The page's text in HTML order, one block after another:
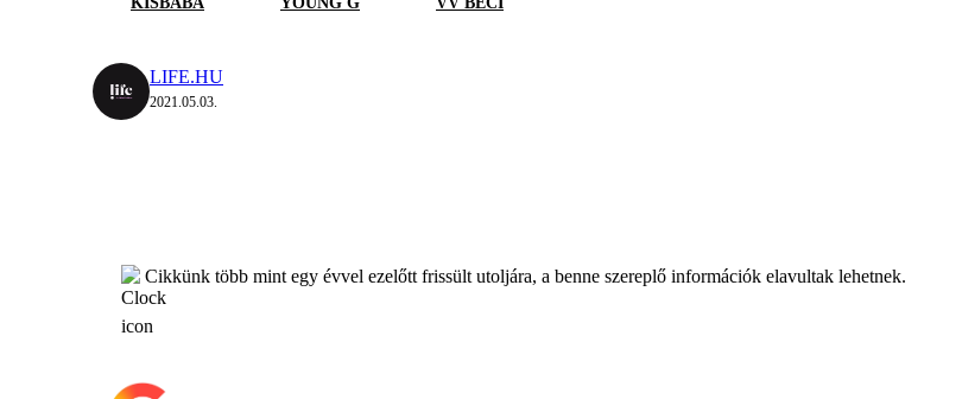
LIFE.HU
2021.05.03.
Cikkünk több mint egy évvel ezelőtt frissült utoljára, a benne szereplő információk elavultak lehetnek.